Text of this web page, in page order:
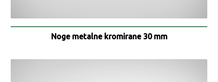
Noge metalne kromirane 30 mm